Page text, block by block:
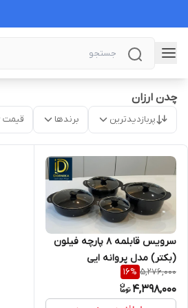
چدن ارزان
پربازدیدترین برندها قیمت
سرویس قابلمه ۸ پارچه فیلون
(بکتر) مدل پروانه ایی
5,276,000
16%
4,398,000